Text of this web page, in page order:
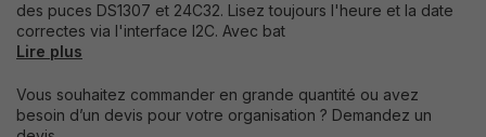
des puces DS1307 et 24C32. Lisez toujours l'heure et la date
correctes via l'interface I2C. Avec bat
Lire plus
Vous souhaitez commander en grande quantité ou avez
besoin d’un devis pour votre organisation ? Demandez un